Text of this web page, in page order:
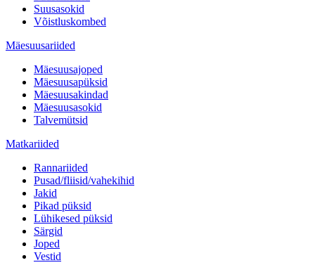
Suusasokid
Võistluskombed
Mäesuusariided
Mäesuusajoped
Mäesuusapüksid
Mäesuusakindad
Mäesuusasokid
Talvemütsid
Matkariided
Rannariided
Pusad/fliisid/vahekihid
Jakid
Pikad püksid
Lühikesed püksid
Särgid
Joped
Vestid